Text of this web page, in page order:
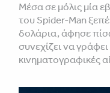
Μέσα σε μόλις μία
του Spider-Man
δολάρια, άφησε
συνεχίζει να γράφει
κινηματογραφικές